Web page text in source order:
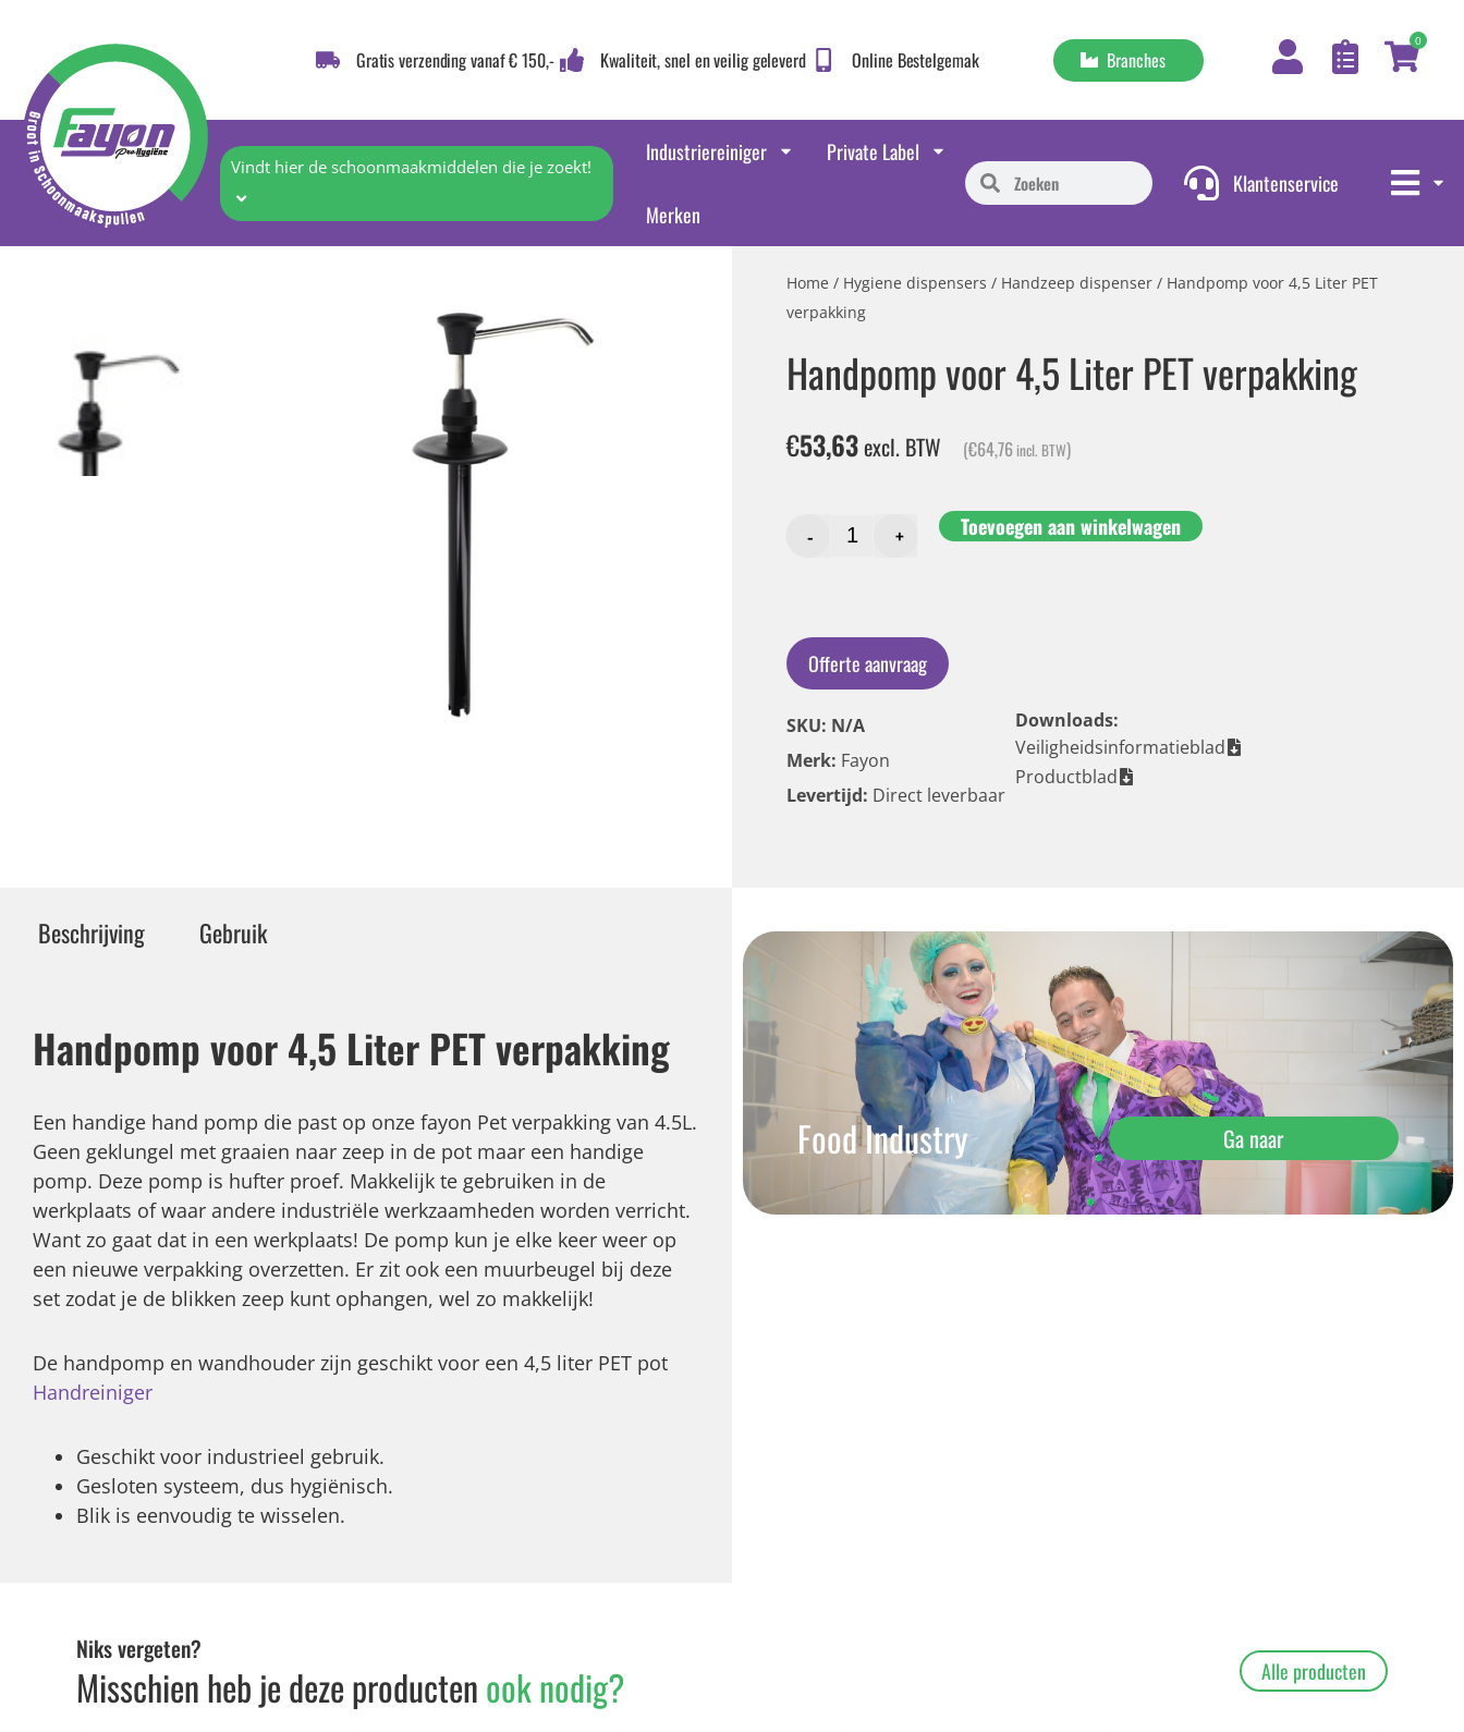
Gratis verzending vanaf € 150,- Kwaliteit, snel en veilig geleverd Online Bestelgemak Branches
0
Vindt hier de schoonmaakmiddelen die je zoekt!
Industriereiniger Private Label
Merken
Klantenservice
Home / Hygiene dispensers / Handzeep dispenser / Handpomp voor 4,5 Liter PET
verpakking
Handpomp voor 4,5 Liter PET verpakking
€53,63excl. BTW (€64,76 incl. BTW)
- + Toevoegen aan winkelwagen
Offerte aanvraag
SKU: N/A
Merk: Fayon
Levertijd: Direct leverbaar
Downloads:
Veiligheidsinformatieblad
Productblad
Beschrijving Gebruik
Handpomp voor 4,5 Liter PET verpakking
Een handige hand pomp die past op onze fayon Pet verpakking van 4.5L.
Geen geklungel met graaien naar zeep in de pot maar een handige
pomp. Deze pomp is hufter proef. Makkelijk te gebruiken in de
werkplaats of waar andere industriële werkzaamheden worden verricht.
Want zo gaat dat in een werkplaats! De pomp kun je elke keer weer op
een nieuwe verpakking overzetten. Er zit ook een muurbeugel bij deze
set zodat je de blikken zeep kunt ophangen, wel zo makkelijk!
De handpomp en wandhouder zijn geschikt voor een 4,5 liter PET pot
Handreiniger
Geschikt voor industrieel gebruik.
Gesloten systeem, dus hygiënisch.
Blik is eenvoudig te wisselen.
Food Industry Ga naar
Niks vergeten?
Misschien heb je deze productenook nodig? Alle producten